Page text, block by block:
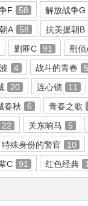
F 58
解放战争G
A 58
抗美援朝B
剿匪C 91
刑侦
4 战斗的青春
5
20 连心锁
11
春秋 6
青春之歌
22 关东响马
5
特殊身份的警官
10
C 91 红色经典